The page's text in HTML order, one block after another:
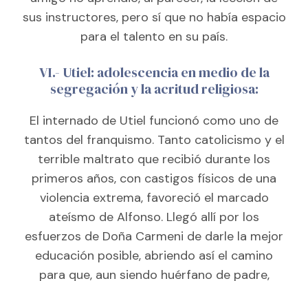
sus instructores, pero sí que no había espacio
para el talento en su país.
VI.- Utiel: adolescencia en medio de la
segregación y la acritud religiosa:
El internado de Utiel funcionó como uno de
tantos del franquismo. Tanto catolicismo y el
terrible maltrato que recibió durante los
primeros años, con castigos físicos de una
violencia extrema, favoreció el marcado
ateísmo de Alfonso. Llegó allí por los
esfuerzos de Doña Carmeni de darle la mejor
educación posible, abriendo así el camino
para que, aun siendo huérfano de padre,